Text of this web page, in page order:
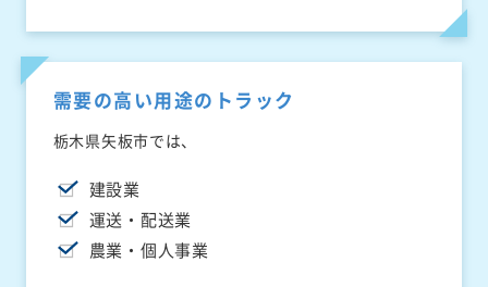
需要の高い用途のトラック
栃木県矢板市では、
建設業
運送・配送業
農業・個人事業